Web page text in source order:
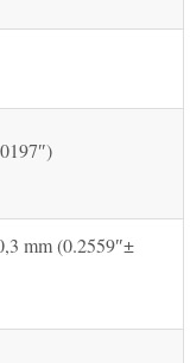
mm (0.2559″±